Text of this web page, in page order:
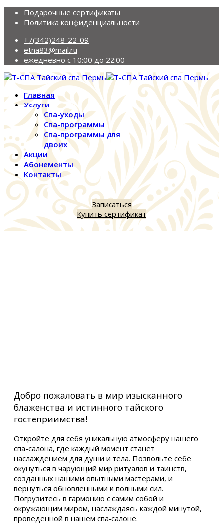
Подарочные сертификаты
Политика конфиденциальности
+7(342)248-22-09
etna83@mail.ru
ежедневно с 10:00 до 22:00
Главная
Услуги
Спа-уходы
Спа-программы
Спа-программы для
двоих
Акции
Абонементы
Контакты
Записаться
Купить сертификат
Добро пожаловать в мир изысканного
блаженства и истинного тайского
гостеприимства!
Откройте для себя уникальную атмосферу нашего
спа-салона, где каждый момент станет
наслаждением для души и тела. Позвольте себе
окунуться в чарующий мир ритуалов и таинств,
созданных нашими опытными мастерами, и
вернуться обновленными и полными сил.
Погрузитесь в гармонию с самим собой и
окружающим миром, наслаждаясь каждой минутой,
проведенной в нашем спа-салоне.